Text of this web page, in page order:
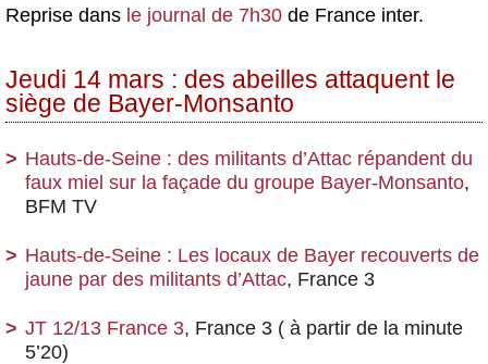
Reprise dans le journal de 7h30 de France inter.
Jeudi 14 mars : des abeilles attaquent le
siège de Bayer-Monsanto
Hauts-de-Seine : des militants d’Attac répandent du
faux miel sur la façade du groupe Bayer-Monsanto,
BFM TV
Hauts-de-Seine : Les locaux de Bayer recouverts de
jaune par des militants d’Attac, France 3
JT 12/13 France 3, France 3 ( à partir de la minute
5’20)